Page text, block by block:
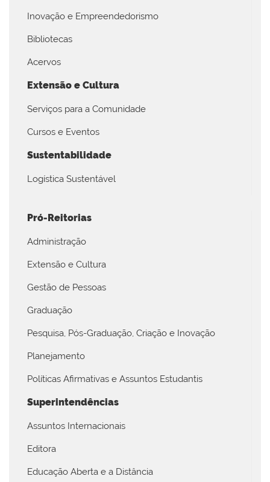
Inovação e Empreendedorismo
Bibliotecas
Acervos
Extensão e Cultura
Serviços para a Comunidade
Cursos e Eventos
Sustentabilidade
Logística Sustentável
Pró-Reitorias
Administração
Extensão e Cultura
Gestão de Pessoas
Graduação
Pesquisa, Pós-Graduação, Criação e Inovação
Planejamento
Políticas Afirmativas e Assuntos Estudantis
Superintendências
Assuntos Internacionais
Editora
Educação Aberta e a Distância